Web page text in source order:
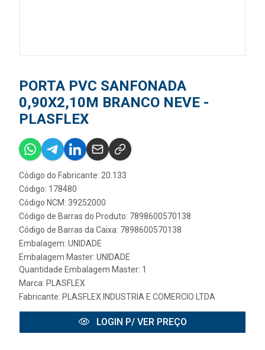
PORTA PVC SANFONADA
0,90X2,10M BRANCO NEVE -
PLASFLEX
Código do Fabricante: 20.133
Código: 178480
Código NCM: 39252000
Código de Barras do Produto: 7898600570138
Código de Barras da Caixa: 7898600570138
Embalagem: UNIDADE
Embalagem Master: UNIDADE
Quantidade Embalagem Master: 1
Marca: PLASFLEX
Fabricante: PLASFLEX INDUSTRIA E COMERCIO LTDA
LOGIN P/ VER PREÇO